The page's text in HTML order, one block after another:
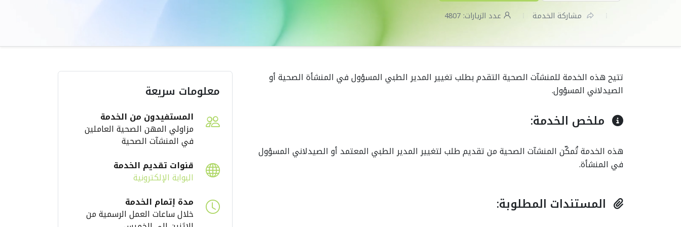
اختتام ورشة "الشارقة
متطلبات الاعتماد
بالتعاون مع منظمة
الصحة العالمية
الأربعاء، يوليو 22، 2026
هيئة الشارقة الصحية
ووقاية المجتمع ووكيل
تكريم هيئة الشارقة
برنامج "الشباب الشارقة
هيئة الشارقة الصحية
الإجهاد الحراري
الثلاثاء، يوليو 14، 2026
رئيس هيئة الشارقة
التعاون
الإثنين، يوليو 13، 2026
مشاركة الخدمة عدد الزيارات: 4807
معلومات سريعة
المستفيدون من الخدمة
مزاولي المهن الصحية العاملين
في المنشآت الصحية
قنوات تقديم الخدمة
البوابة الإلكترونية
مدة إتمام الخدمة
خلال ساعات العمل الرسمية من
تتيح هذه الخدمة للمنشآت الصحية التقدم بطلب تغيير المدير الطبي المسؤول في المنشأة الصحية أو
الصيدلاني المسؤول.
ملخص الخدمة:
هذه الخدمة تُمكّن المنشآت الصحية من تقديم طلب لتغيير المدير الطبي المعتمد أو الصيدلاني المسؤول
في المنشأة.
المستندات المطلوبة: